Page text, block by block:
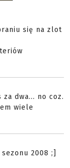
się na zlot
dwa... no coz.
wiele
2008 ;]